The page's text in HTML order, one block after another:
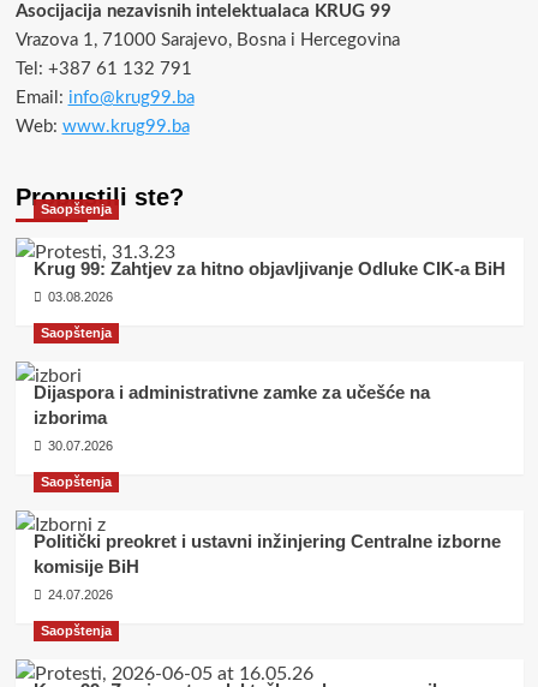
Asocijacija nezavisnih intelektualaca KRUG 99
Vrazova 1, 71000 Sarajevo, Bosna i Hercegovina
Tel: +387 61 132 791
Email: info@krug99.ba
Web: www.krug99.ba
Propustili ste?
Saopštenja
Krug 99: Zahtjev za hitno objavljivanje Odluke CIK-a BiH
03.08.2026
Saopštenja
Dijaspora i administrativne zamke za učešće na
izborima
30.07.2026
Saopštenja
Politički preokret i ustavni inžinjering Centralne izborne
komisije BiH
24.07.2026
Saopštenja